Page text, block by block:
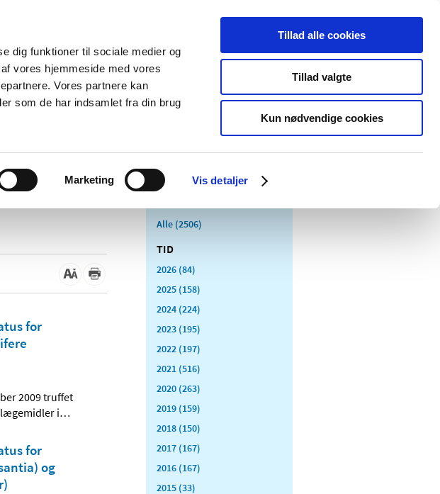
dig funktioner til sociale medier og
vores hjemmeside med vores
Vores partnere kan
som de har indsamlet fra din brug
Marketing Vis detaljer
Tillad alle cookies
Tillad valgte
Kun nødvendige cookies
Om os Kontakt Udgivelser
og salg af
Medicinsk
Særlige
produktområder
for
2009 truffet
i…
for
og
Alle (2506)
TID
2026 (84)
2025 (158)
2024 (224)
2023 (195)
2022 (197)
2021 (516)
2020 (263)
2019 (159)
2018 (150)
2017 (167)
2016 (167)
2015 (33)